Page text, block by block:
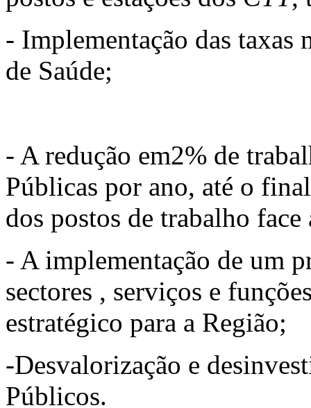
- Implementação das taxas
de Saúde;
- A redução em2% de
Públicas por ano, até o
dos postos de trabalho
- A implementação de um
sectores , serviços e
estratégico para a Região;
-Desvalorização e
Públicos.